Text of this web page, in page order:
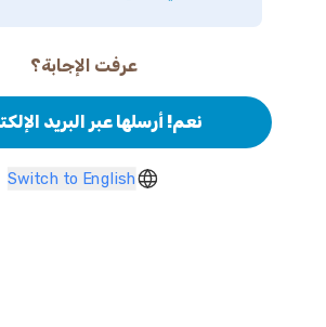
عرفت الإجابة؟
نعم! أرسلها عبر البريد
Switch to English